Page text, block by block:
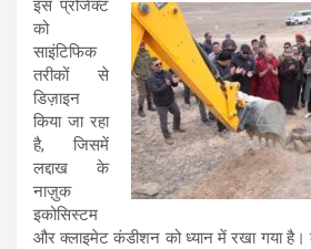
इस प्रोजेक्ट
को
साइंटिफिक
तरीकों से
डिज़ाइन
किया जा रहा
है, जिसमें
लद्दाख के
नाज़ुक
इकोसिस्टम
और क्लाइमेट कंडीशन को ध्यान में रखा गया है।